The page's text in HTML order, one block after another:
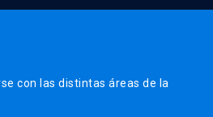
con las distintas áreas de la